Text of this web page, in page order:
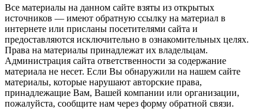
Все материалы на данном сайте взяты из открытых
источников — имеют обратную ссылку на материал в
интернете или присланы посетителями сайта и
предоставляются исключительно в ознакомительных целях.
Права на материалы принадлежат их владельцам.
Администрация сайта ответственности за содержание
материала не несет. Если Вы обнаружили на нашем сайте
материалы, которые нарушают авторские права,
принадлежащие Вам, Вашей компании или организации,
пожалуйста, сообщите нам через форму обратной связи.